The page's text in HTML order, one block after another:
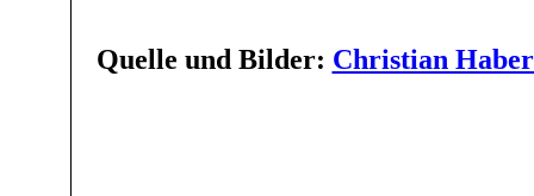
Quelle und Bilder: Christian